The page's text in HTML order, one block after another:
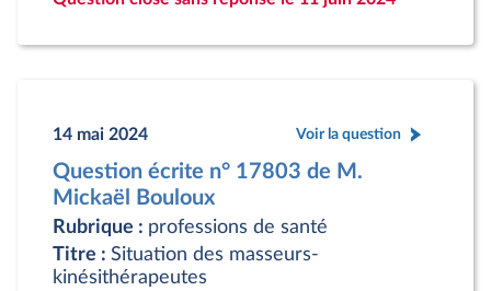
14 mai 2024 Voir la question
Question écrite n° 17803 de M.
Mickaël Bouloux
Rubrique : professions de santé
Titre : Situation des masseurs-
kinésithérapeutes